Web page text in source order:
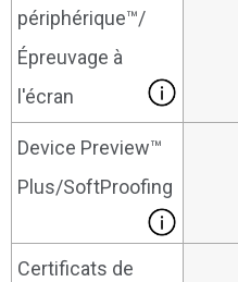
périphérique™/
Épreuvage à
l'écran
Device Preview™
Plus/SoftProofing
Certificats de